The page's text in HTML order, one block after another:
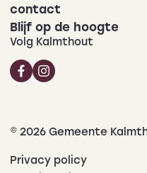
contact
Blijf op de hoogte
Volg Kalmthout
© 2026 Gemeente
Privacy policy